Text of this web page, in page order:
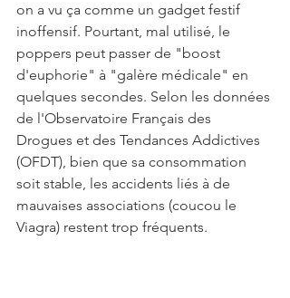
on a vu ça comme un gadget festif
inoffensif. Pourtant, mal utilisé, le
poppers peut passer de "boost
d'euphorie" à "galère médicale" en
quelques secondes. Selon les données
de l'Observatoire Français des
Drogues et des Tendances Addictives
(OFDT), bien que sa consommation
soit stable, les accidents liés à de
mauvaises associations (coucou le
Viagra) restent trop fréquents.